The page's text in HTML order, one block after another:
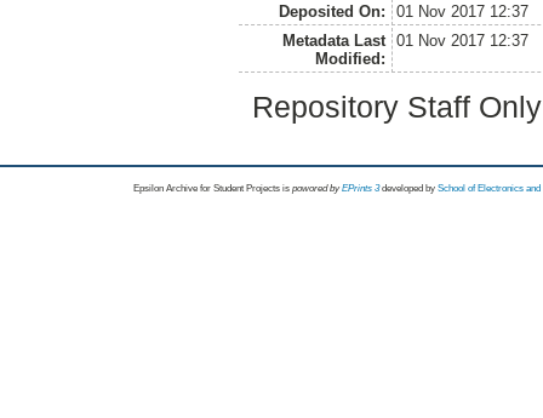
Deposited On:
01 Nov 2017 12:37
Metadata Last
Modified:
01 Nov 2017 12:37
Repository Staff
Epsilon Archive for Student Projects is powored byEPrints 3 developed by School of Electronics